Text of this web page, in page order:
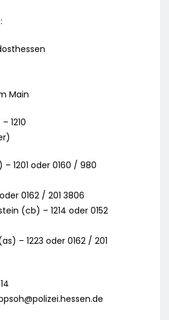
Main
1210
1201 oder 0160 / 980
0162 / 201 3806
(cb) – 1214 oder 0152
– 1223 oder 0162 / 201